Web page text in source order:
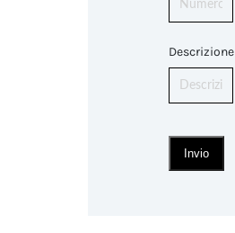
Descrizione
Invio